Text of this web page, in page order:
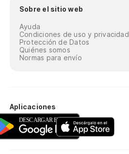
Sobre el sitio web
Ayuda
Condiciones de uso y privacidad
Protección de Datos
Quiénes somos
Normas para envío
Aplicaciones